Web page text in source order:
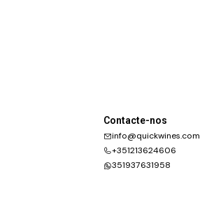
Contacte-nos
info@quickwines.com
+351213624606
351937631958